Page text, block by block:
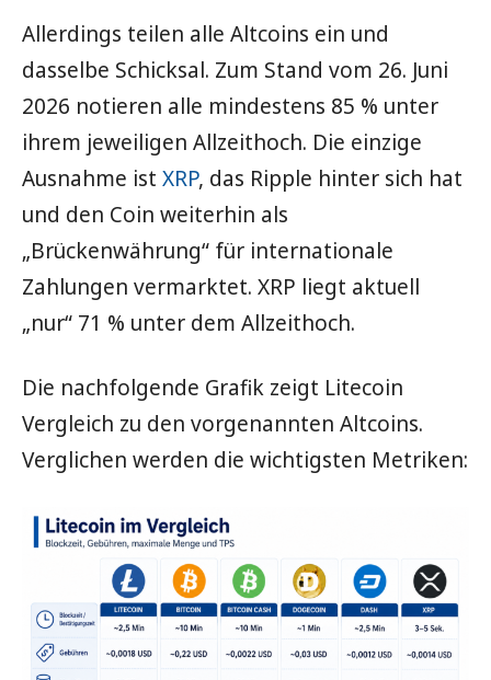
Allerdings teilen alle Altcoins ein und
dasselbe Schicksal. Zum Stand vom 26. Juni
2026 notieren alle mindestens 85 % unter
ihrem jeweiligen Allzeithoch. Die einzige
Ausnahme ist XRP, das Ripple hinter sich hat
und den Coin weiterhin als
„Brückenwährung“ für internationale
Zahlungen vermarktet. XRP liegt aktuell
„nur“ 71 % unter dem Allzeithoch.
Die nachfolgende Grafik zeigt Litecoin
Vergleich zu den vorgenannten Altcoins.
Verglichen werden die wichtigsten Metriken: